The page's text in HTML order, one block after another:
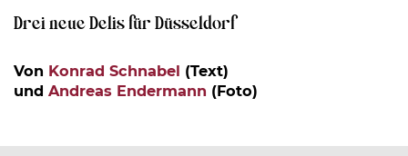
Drei neue Delis für Düsseldorf
Von Konrad Schnabel (Text)
und Andreas Endermann (Foto)